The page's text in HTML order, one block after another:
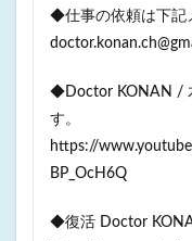
◆仕事の依頼は下記
◆Doctor KONAN /
す。
https://
BP_OcH6Q
◆復活 Doctor